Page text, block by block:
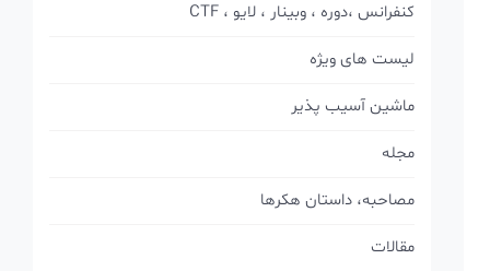
کنفرانس ،دوره ، وبینار ، لایو ، CTF
لیست های ویژه
ماشین آسیب پذیر
مجله
مصاحبه، داستان هکرها
مقالات